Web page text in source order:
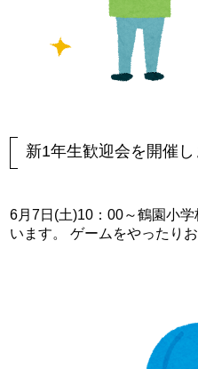
新1年生歓迎会を開催し
6月7日(土)10：00～鶴園小
います。 ゲームをやったり